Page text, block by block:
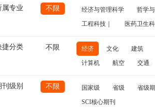
属专业 不限 经济与管理科学 哲学
工程科技｜
医药卫生
捷分类 不限 经济 文化 建筑
计算机
航空 交通
刊级别 不限 国家级 省级 省级
SCI核心期刊